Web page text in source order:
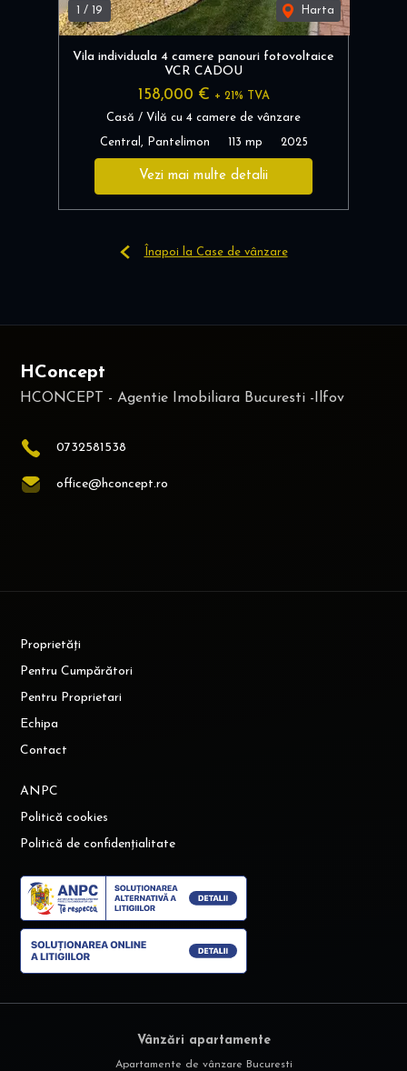
1 / 19 Harta
Vila individuala 4 camere panouri fotovoltaice
VCR CADOU
158,000 € + 21% TVA
Casă / Vilă cu 4 camere de vânzare
Central, Pantelimon 113 mp 2025
Vezi mai multe detalii
Înapoi la Case de vânzare
HConcept
0732581538
office@hconcept.ro
Proprietăți
Pentru Cumpărători
Pentru Proprietari
Echipa
Contact
ANPC
Politică cookies
Politică de confidențialitate
Vânzări apartamente
Apartamente de vânzare Bucuresti